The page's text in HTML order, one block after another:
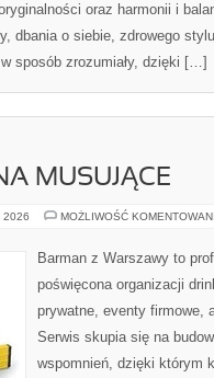
oraz harmonii i
dbania o siebie, zdrowego
sposób zrozumiały, dzięki […]
MUSUJĄCE
2026 MOŻLIWOŚĆ
Barman z Warszawy to
poświęcona organizacji
prywatne, eventy firmowe,
Serwis skupia się na
wspomnień, dzięki którym